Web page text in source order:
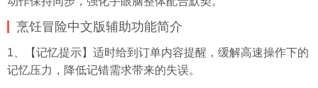
烹饪冒险中文版辅助功能简介
1、【记忆提示】适时给到订单内容提醒，缓解高速操作下的
记忆压力，降低记错需求带来的失误。